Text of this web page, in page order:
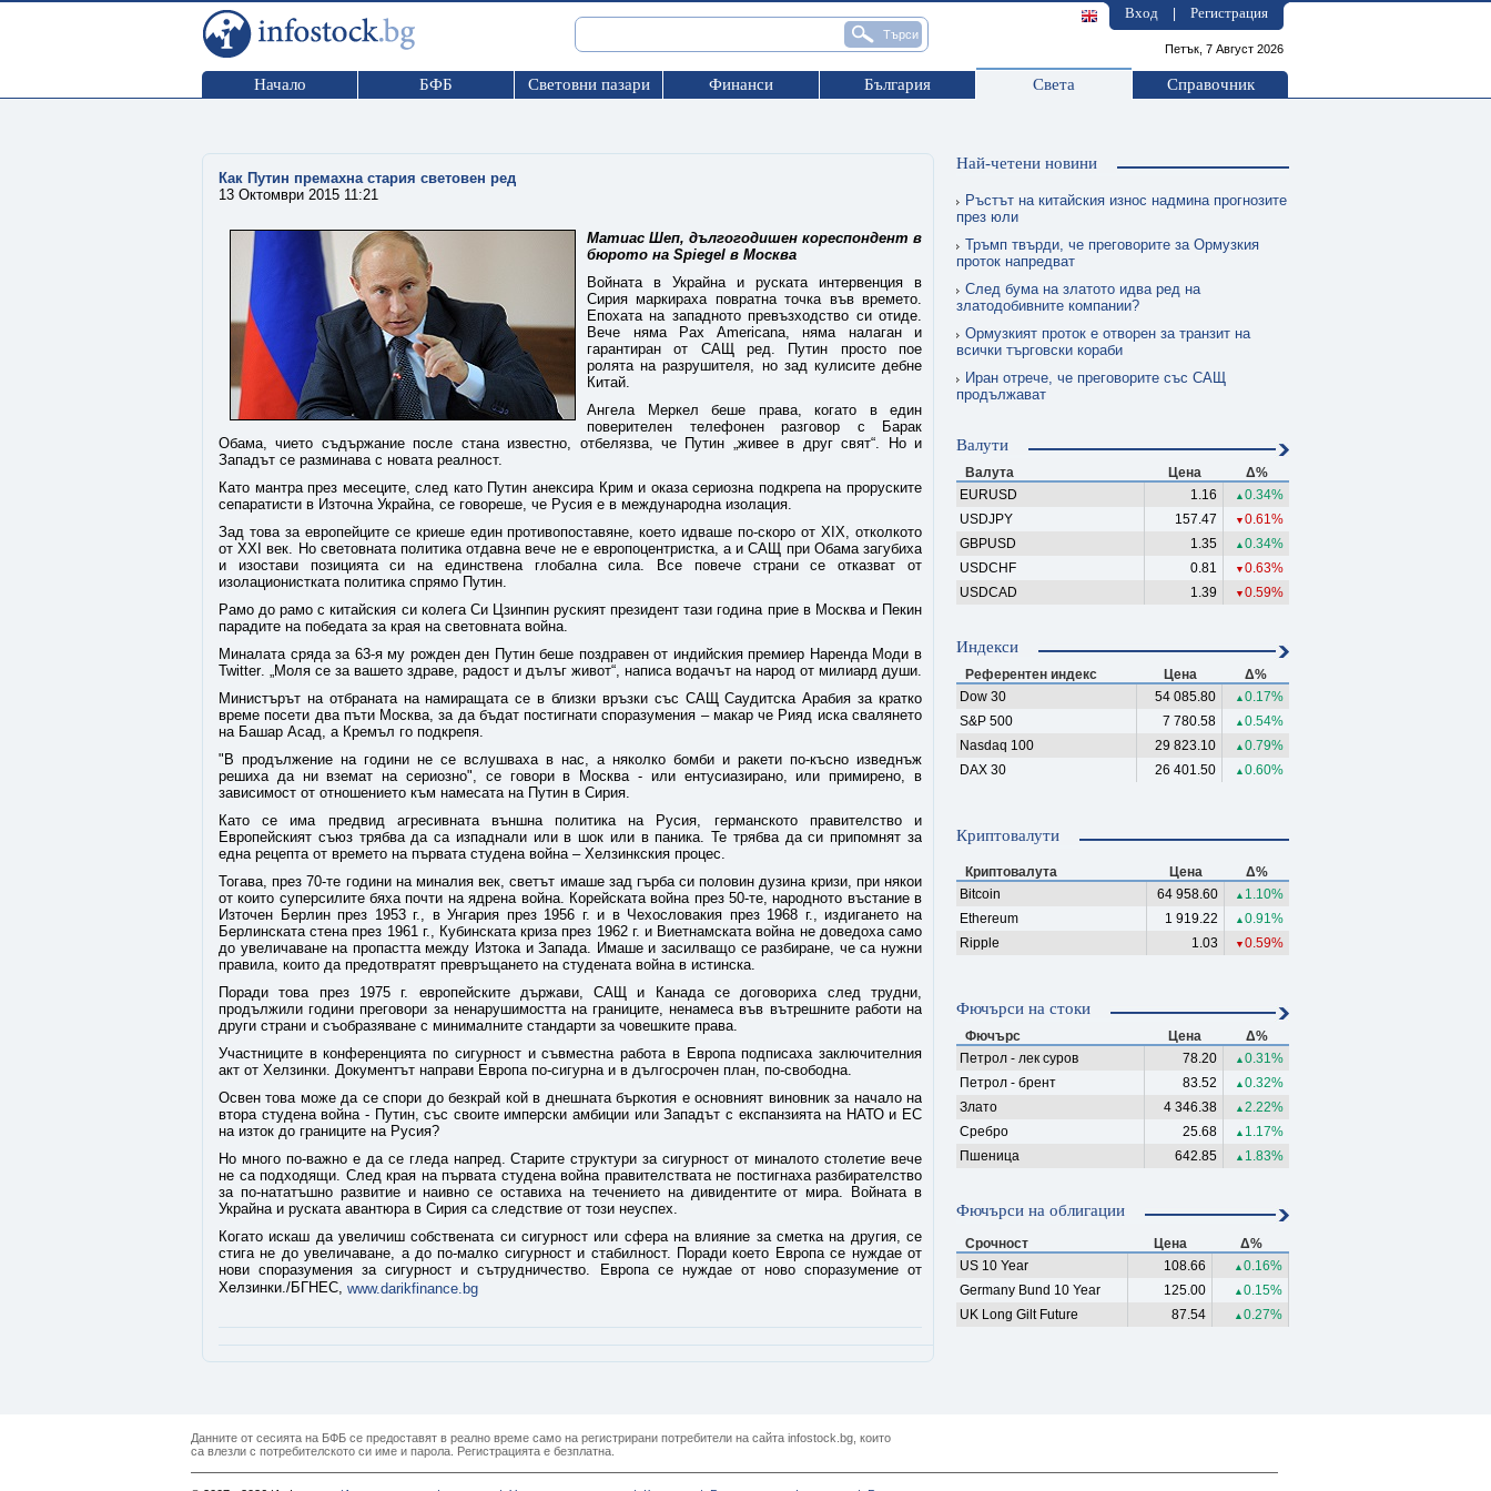
Вход Регистрация
Петък, 7 Август 2026
Начало БФБ Световни пазари Финанси България Света Справочник
Как Путин премахна стария световен ред
13 Октомври 2015 11:21
Матиас Шеп, дългогодишен кореспондент в
бюрото на Spiegel в Москва
Войната в Украйна и руската интервенция в
Сирия маркираха повратна точка във времето.
Епохата на западното превъзходство си отиде.
Вече няма Pax Americana, няма налаган и
гарантиран от САЩ ред. Путин просто пое
ролята на разрушителя, но зад кулисите дебне
Китай.
Ангела Меркел беше права, когато в един
поверителен телефонен разговор с Барак
Обама, чието съдържание после стана известно, отбелязва, че Путин „живее в друг свят“. Но и
Западът се разминава с новата реалност.
Като мантра през месеците, след като Путин анексира Крим и оказа сериозна подкрепа на проруските
сепаратисти в Източна Украйна, се говореше, че Русия е в международна изолация.
Зад това за европейците се криеше един противопоставяне, което идваше по-скоро от XIX, отколкото
от XXI век. Но световната политика отдавна вече не е европоцентристка, а и САЩ при Обама загубиха
и изостави позицията си на единствена глобална сила. Все повече страни се отказват от
изолационистката политика спрямо Путин.
Рамо до рамо с китайския си колега Си Цзинпин руският президент тази година прие в Москва и Пекин
парадите на победата за края на световната война.
Миналата сряда за 63-я му рожден ден Путин беше поздравен от индийския премиер Наренда Моди в
Twitter. „Моля се за вашето здраве, радост и дълъг живот“, написа водачът на народ от милиард души.
Министърът на отбраната на намиращата се в близки връзки със САЩ Саудитска Арабия за кратко
време посети два пъти Москва, за да бъдат постигнати споразумения – макар че Рияд иска свалянето
на Башар Асад, а Кремъл го подкрепя.
"В продължение на години не се вслушваха в нас, а няколко бомби и ракети по-късно изведнъж
решиха да ни вземат на сериозно", се говори в Москва - или ентусиазирано, или примирено, в
зависимост от отношението към намесата на Путин в Сирия.
Като се има предвид агресивната външна политика на Русия, германското правителство и
Европейският съюз трябва да са изпаднали или в шок или в паника. Те трябва да си припомнят за
една рецепта от времето на първата студена война – Хелзинкския процес.
Тогава, през 70-те години на миналия век, светът имаше зад гърба си половин дузина кризи, при някои
от които суперсилите бяха почти на ядрена война. Корейската война през 50-те, народното въстание в
Източен Берлин през 1953 г., в Унгария през 1956 г. и в Чехословакия през 1968 г., издигането на
Берлинската стена през 1961 г., Кубинската криза през 1962 г. и Виетнамската война не доведоха само
до увеличаване на пропастта между Изтока и Запада. Имаше и засилващо се разбиране, че са нужни
правила, които да предотвратят превръщането на студената война в истинска.
Поради това през 1975 г. европейските държави, САЩ и Канада се договориха след трудни,
продължили години преговори за ненарушимостта на границите, ненамеса във вътрешните работи на
други страни и съобразяване с минималните стандарти за човешките права.
Участниците в конференцията по сигурност и съвместна работа в Европа подписаха заключителния
акт от Хелзинки. Документът направи Европа по-сигурна и в дългосрочен план, по-свободна.
Освен това може да се спори до безкрай кой в днешната бъркотия е основният виновник за начало на
втора студена война - Путин, със своите имперски амбиции или Западът с експанзията на НАТО и ЕС
на изток до границите на Русия?
Но много по-важно е да се гледа напред. Старите структури за сигурност от миналото столетие вече
не са подходящи. След края на първата студена война правителствата не постигнаха разбирателство
за по-нататъшно развитие и наивно се оставиха на течението на дивидентите от мира. Войната в
Украйна и руската авантюра в Сирия са следствие от този неуспех.
Когато искаш да увеличиш собствената си сигурност или сфера на влияние за сметка на другия, се
стига не до увеличаване, а до по-малко сигурност и стабилност. Поради което Европа се нуждае от
нови споразумения за сигурност и сътрудничество. Европа се нуждае от ново споразумение от
Хелзинки./БГНЕС, www.darikfinance.bg
Най-четени новини
Ръстът на китайския износ надмина прогнозите
през юли
Тръмп твърди, че преговорите за Ормузкия
проток напредват
След бума на златото идва ред на
златодобивните компании?
Ормузкият проток е отворен за транзит на
всички търговски кораби
Иран отрече, че преговорите със САЩ
продължават
Валути
Валута Цена
Δ%
EURUSD
1.16 ▲ 0.34%
USDJPY
157.47 ▼ 0.61%
GBPUSD
1.35 ▲ 0.34%
USDCHF
0.81 ▼ 0.63%
USDCAD
1.39 ▼ 0.59%
Индекси
Референтен индекс Цена
Δ%
Dow 30
54 085.80 ▲ 0.17%
S&P 500
7 780.58 ▲ 0.54%
Nasdaq 100
29 823.10 ▲ 0.79%
DAX 30
26 401.50 ▲ 0.60%
Криптовалути
Криптовалута Цена
Δ%
Bitcoin
64 958.60 ▲ 1.10%
Ethereum
1 919.22 ▲ 0.91%
Ripple
1.03 ▼ 0.59%
Фючърси на стоки
Фючърс Цена
Δ%
Петрол - лек суров
78.20 ▲ 0.31%
Петрол - брент
83.52 ▲ 0.32%
Злато
4 346.38 ▲ 2.22%
Сребро
25.68 ▲ 1.17%
Пшеница
642.85 ▲ 1.83%
Фючърси на облигации
Срочност Цена
Δ%
US 10 Year
108.66 ▲ 0.16%
Germany Bund 10 Year
125.00 ▲ 0.15%
UK Long Gilt Future
87.54 ▲ 0.27%
Данните от сесията на БФБ се предоставят в реално време само на регистрирани потребители на сайта infostock.bg, които
са влезли с потребителското си име и парола. Регистрацията е безплатна.